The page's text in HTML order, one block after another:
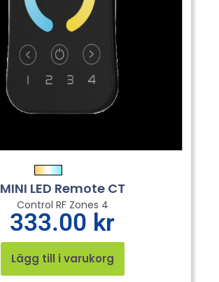
MINI LED Remote CT
Control RF Zones 4
333.00 kr
Lägg till i varukorg